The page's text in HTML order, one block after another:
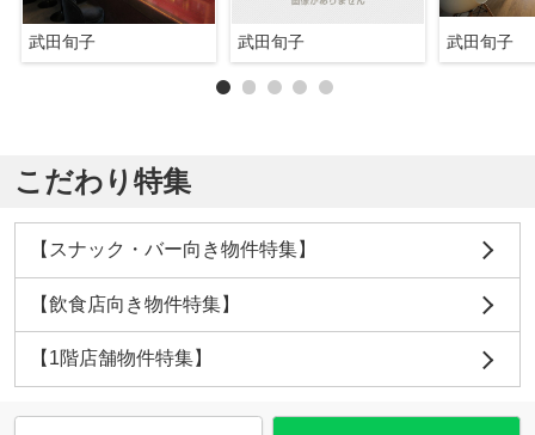
武田旬子 武田旬子 武田旬子
こだわり特集
【スナック・バー向き物件特集】
【飲食店向き物件特集】
【1階店舗物件特集】